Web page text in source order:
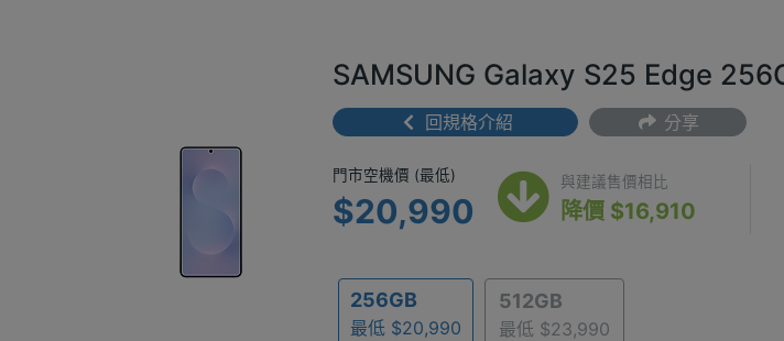
SAMSUNG Galaxy S25 Edge
回規格介紹 分享
門市空機價 (最低) $20,990
門市空機價 (最低)
$20,990
與建議售價相比
降價 $16,910
256GB
最低 $20,990
512GB
最低 $23,990